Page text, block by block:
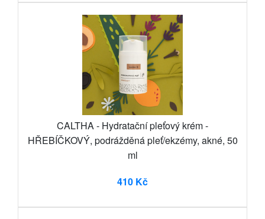
CALTHA - Hydratační pleťový krém -
HŘEBÍČKOVÝ, podrážděná pleť/ekzémy, akné, 50
ml
410 Kč